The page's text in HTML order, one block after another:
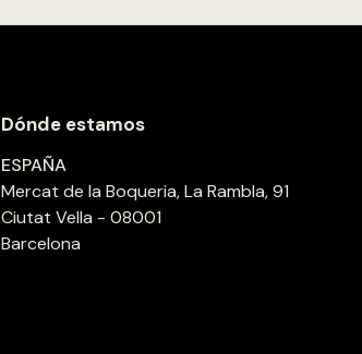
Dónde estamos
ESPAÑA
Mercat de la Boqueria, La Rambla, 91
Ciutat Vella - 08001
Barcelona